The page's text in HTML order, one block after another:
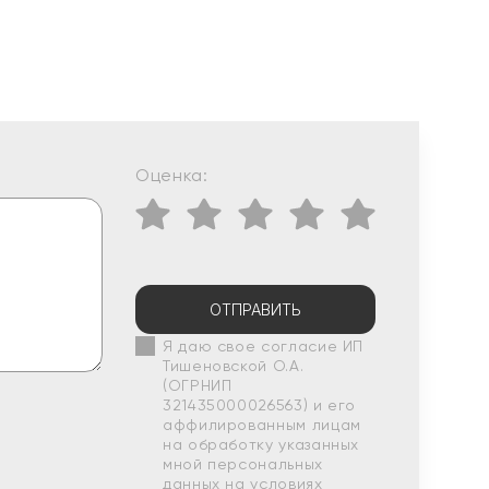
Оценка:
ОТПРАВИТЬ
Я даю свое согласие ИП
Тишеновской О.А.
(ОГРНИП
321435000026563) и его
аффилированным лицам
на обработку указанных
мной персональных
данных на условиях